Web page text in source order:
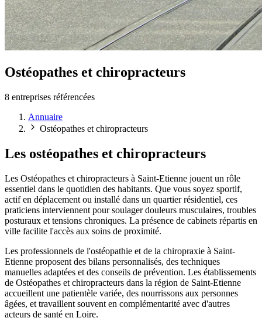
Ostéopathes et chiropracteurs
8 entreprises référencées
Annuaire
Ostéopathes et chiropracteurs
Les ostéopathes et chiropracteurs
Les Ostéopathes et chiropracteurs à Saint-Etienne jouent un rôle
essentiel dans le quotidien des habitants. Que vous soyez sportif,
actif en déplacement ou installé dans un quartier résidentiel, ces
praticiens interviennent pour soulager douleurs musculaires, troubles
posturaux et tensions chroniques. La présence de cabinets répartis en
ville facilite l'accès aux soins de proximité.
Les professionnels de l'ostéopathie et de la chiropraxie à Saint-
Etienne proposent des bilans personnalisés, des techniques
manuelles adaptées et des conseils de prévention. Les établissements
de Ostéopathes et chiropracteurs dans la région de Saint-Etienne
accueillent une patientèle variée, des nourrissons aux personnes
âgées, et travaillent souvent en complémentarité avec d'autres
acteurs de santé en Loire.